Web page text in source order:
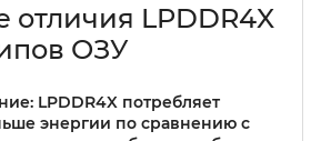
отличия LPDDR4X
ОЗУ
LPDDR4X потребляет
энергии по сравнению с